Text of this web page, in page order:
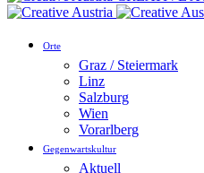
Orte
Graz / Steiermark
Linz
Salzburg
Wien
Vorarlberg
Gegenwartskultur
Aktuell